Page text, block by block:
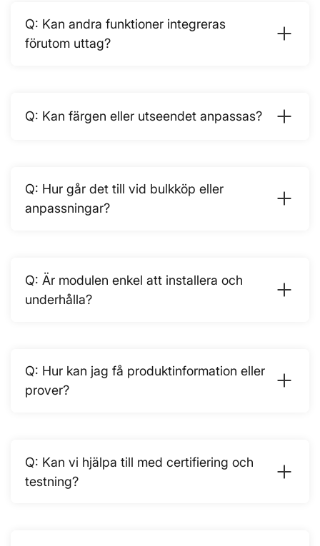
Kan andra funktioner integreras
förutom uttag?
Kan färgen eller utseendet anpassas?
Hur går det till vid bulkköp eller
anpassningar?
Är modulen enkel att installera och
underhålla?
Hur kan jag få produktinformation eller
prover?
Kan vi hjälpa till med certifiering och
testning?